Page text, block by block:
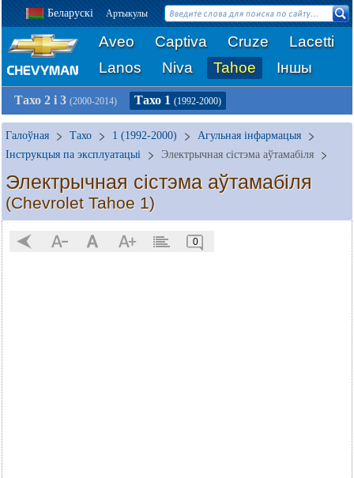
Беларускі Артыкулы
Aveo Captiva Cruze
Lacetti
Lanos
Niva Tahoe Іншы
Тахо 2 і 3 (2000-2014) Тахо 1 (1992-2000)
Галоўная Тахо 1 (1992-2000)
Агульная інфармацыя
Інструкцыя па эксплуатацыі
Электрычная сістэма аўтамабіля
Электрычная сістэма аўтамабіля
(Chevrolet Tahoe 1)
0